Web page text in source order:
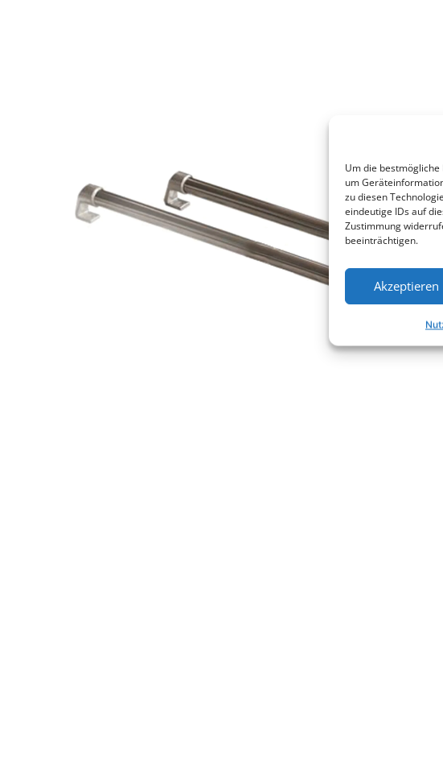
Um die
um
zu diesen
eindeutige IDs auf
Zustimmung
beeinträchtigen.
Akzeptieren